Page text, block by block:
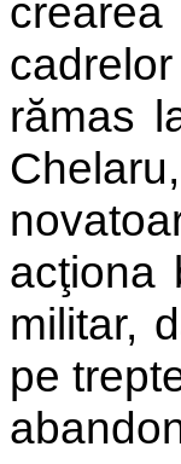
rămas
acţiona
militar,
pe